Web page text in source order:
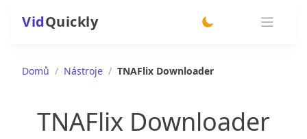
VidQuickly
Domů / Nástroje / TNAFlix Downloader
TNAFlix Downloader